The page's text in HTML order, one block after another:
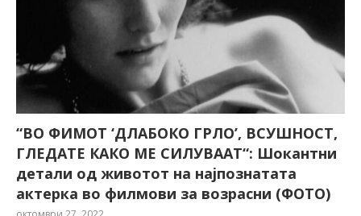
“ВО ФИМОТ ‘ДЛАБОКО ГРЛО’, ВСУШНОСТ,
ГЛЕДАТЕ КАКО МЕ СИЛУВААТ“: Шокантни
детали од животот на најпознатата
актерка во филмови за возрасни (ФОТО)